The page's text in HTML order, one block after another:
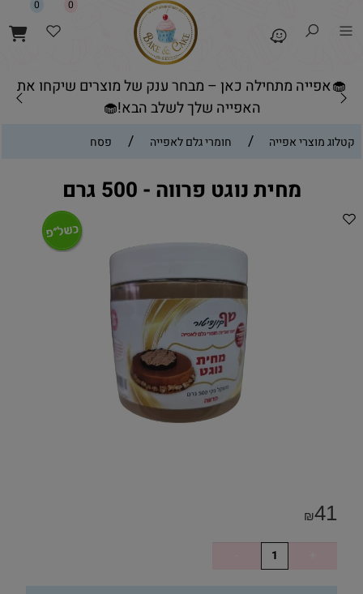
🧁אפייה מתחילה כאן – מבחר ענק של מוצרים שיקחו את
האפייה שלך לשלב הבא!🧁
0 0
קטלוג מוצרי אפייה / חומרי גלם לאפייה / פסח
מחית נוגט פרווה - 500 גרם
₪41